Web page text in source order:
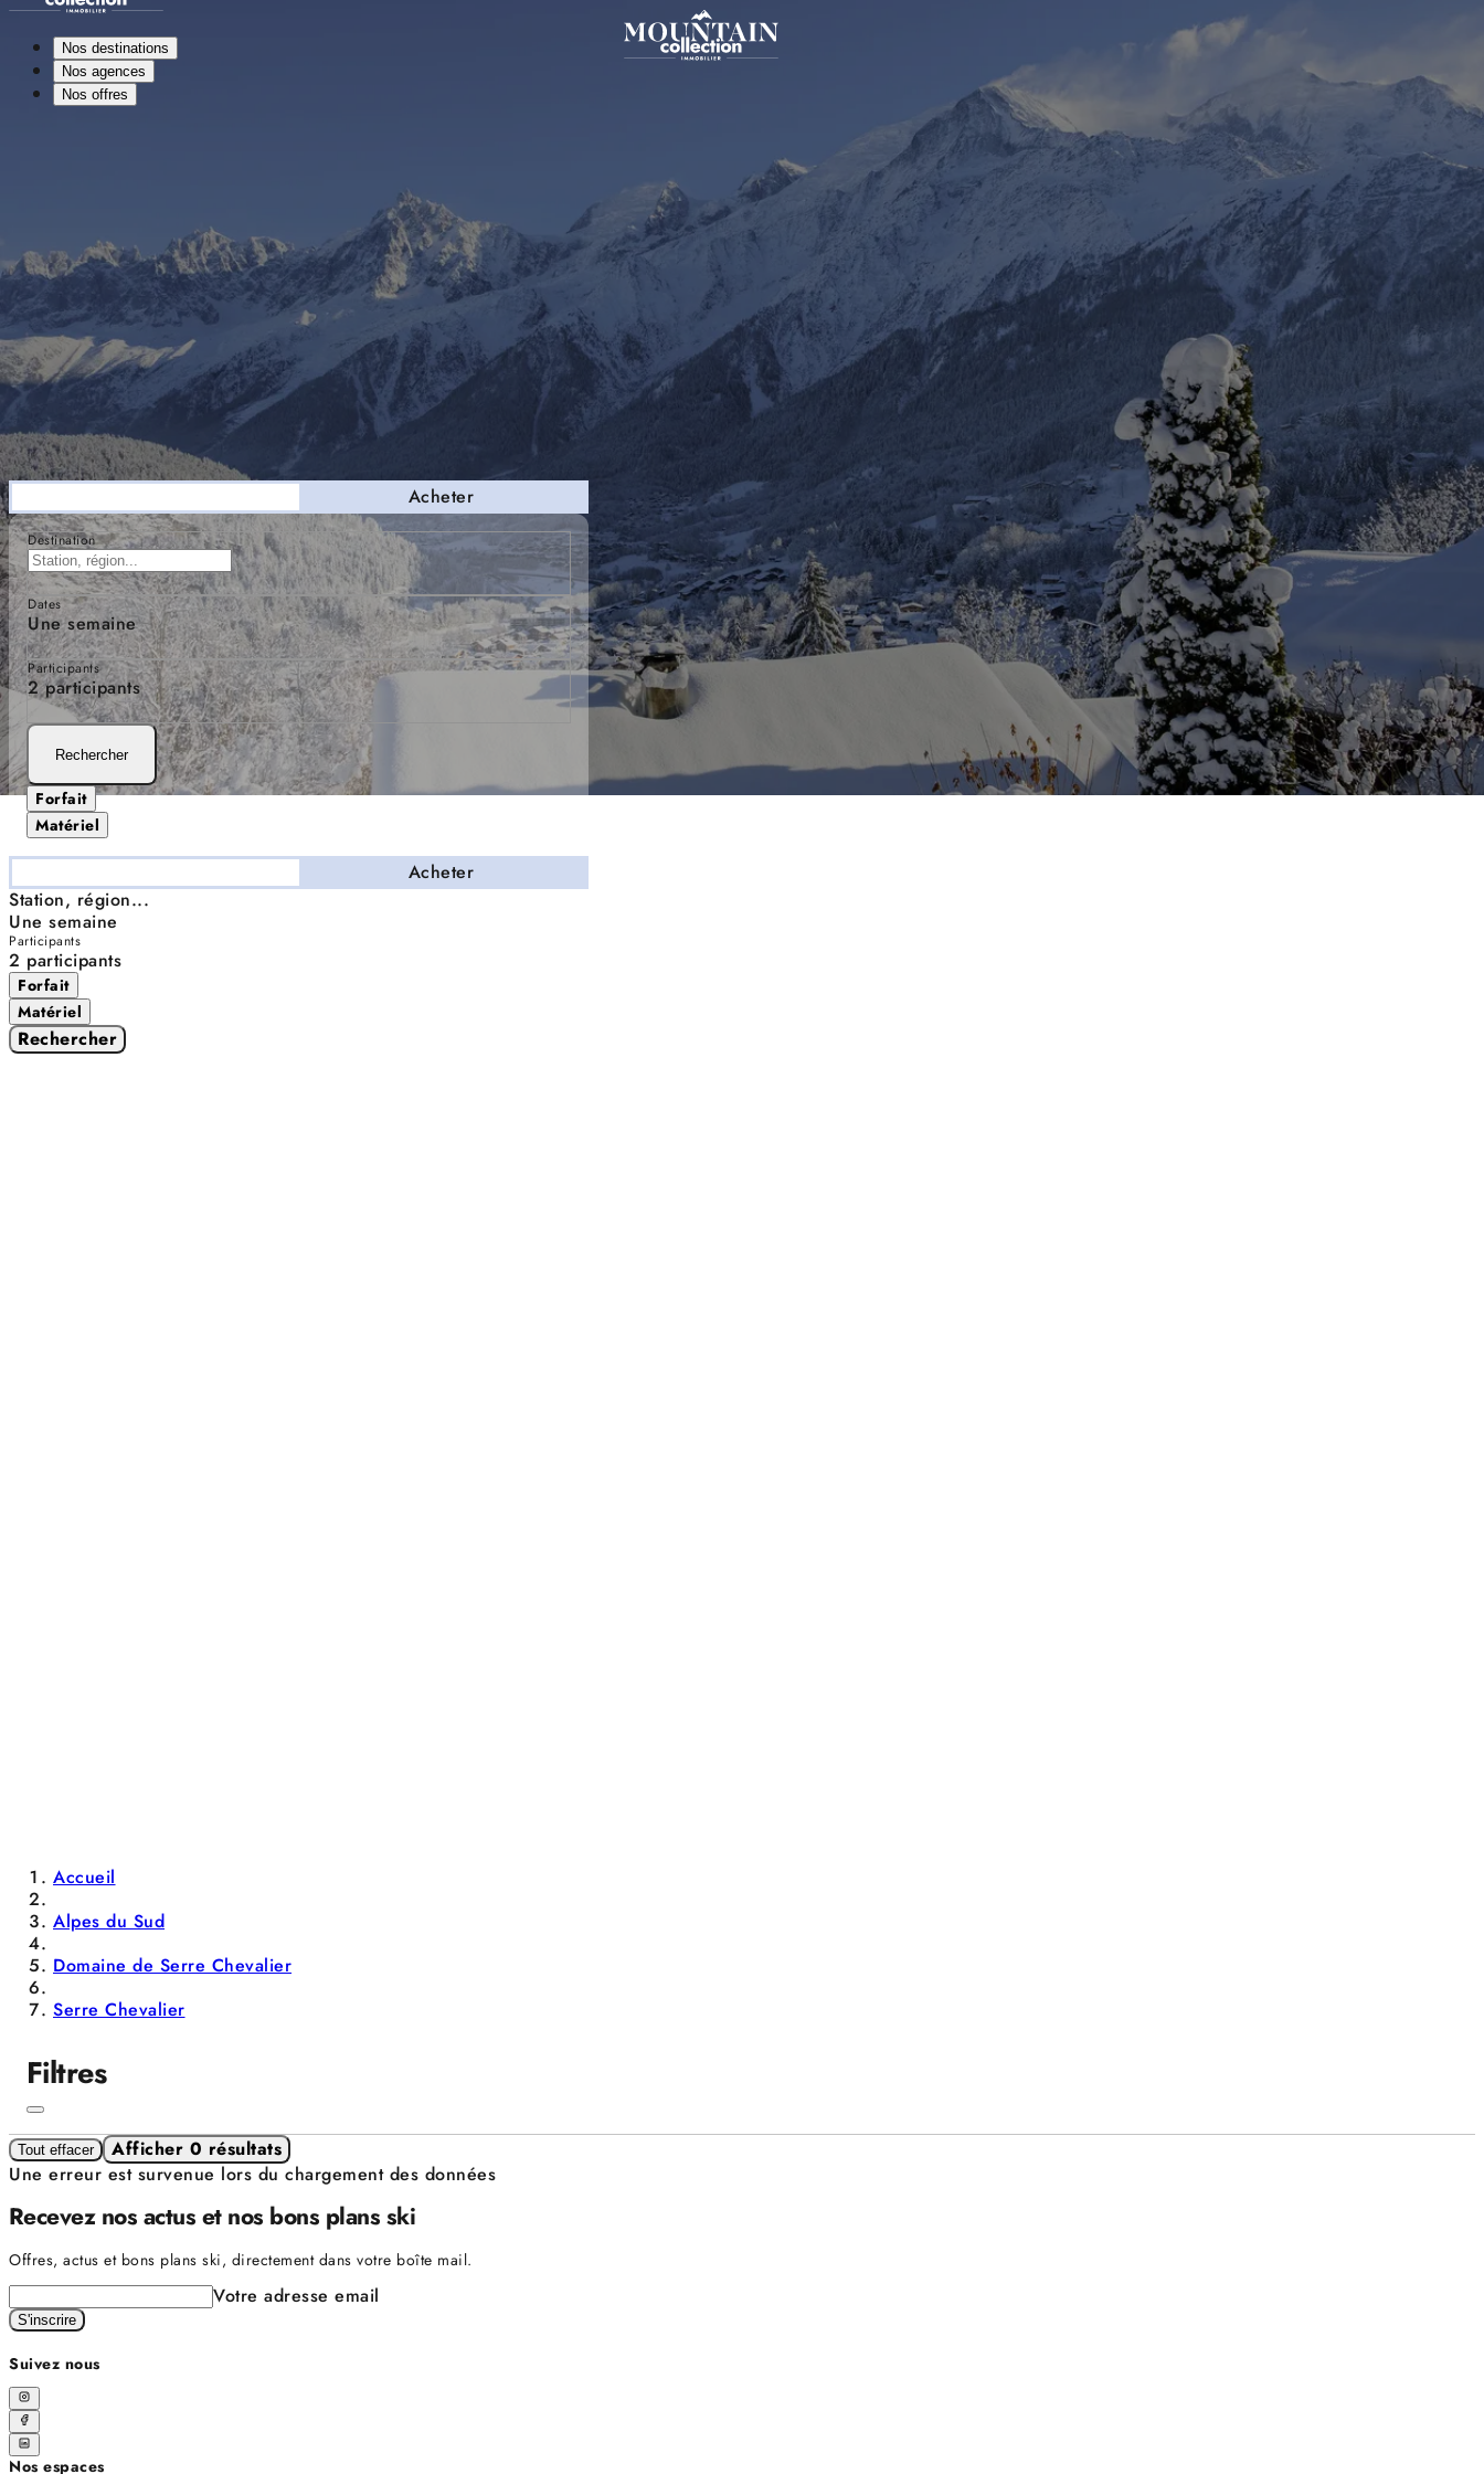
Acheter
Destination
Dates
Une semaine
Participants
2 participants
Rechercher
Forfait
Matériel
Acheter
Station, région...
Une semaine
Participants
2 participants
Forfait
Matériel
Rechercher
Nos destinations
Nos agences
Nos offres
Accueil
Alpes du Sud
Domaine de Serre Chevalier
Serre Chevalier
Filtres
Tout effacer
Afficher 0 résultats
Une erreur est survenue lors du chargement des données
Recevez nos actus et nos bons plans ski
Offres, actus et bons plans ski, directement dans votre boîte mail.
Votre adresse email
S'inscrire
Suivez nous
Nos espaces